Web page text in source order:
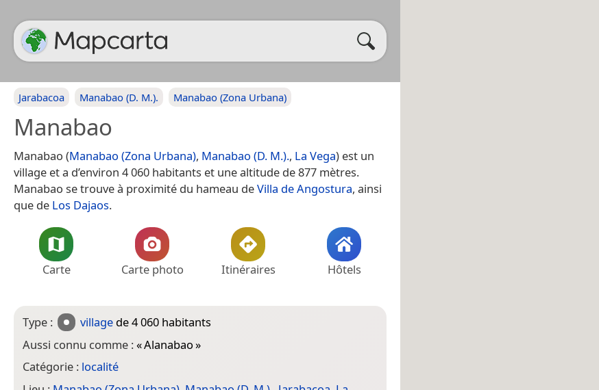
Jarabacoa Manabao (D. M.). Manabao (Zona Urbana)
Manabao
Manabao (Manabao (Zona Urbana), Manabao (D. M.)., La Vega) est un
village et a d’environ 4 060 habitants et une altitude de 877 mètres.
Manabao se trouve à proximité du hameau deVilla de Angostura, ainsi
que de Los Dajaos.
Carte Carte photo Itinéraires Hôtels
Type : village de 4 060 habitants
Aussi connu comme :«Alanabao»
Catégorie : localité